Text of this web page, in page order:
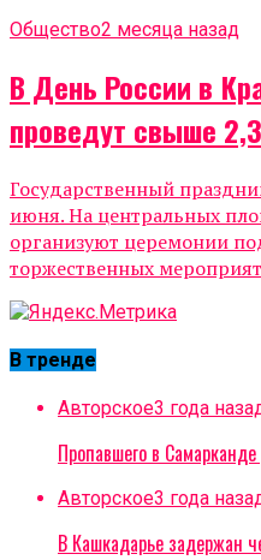
Общество2 месяца назад
В День России в
проведут свыше
Государственный
июня. На центральных
организуют церемонии
торжественных
В тренде
Авторское3 года
Пропавшего в
Авторское3 года
В Кашкадарье задержан